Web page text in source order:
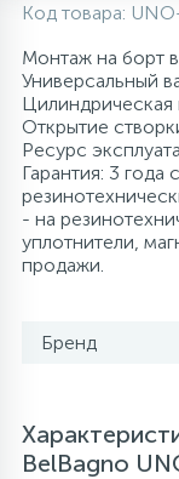
Код товара:
Монтаж на борт
Универсальный
Цилиндрическая
Открытие
Ресурс
Гарантия: 3
- на
уплотнители,
продажи.
Бренд
BelBagno